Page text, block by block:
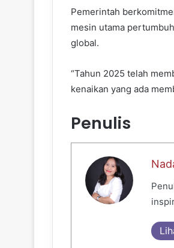
Pemerintah
mesin utama
global.
“Tahun 2025 telah
kenaikan yang ada
Penulis